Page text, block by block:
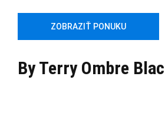
ZOBRAZIŤ PONUKU
By Terry Ombre